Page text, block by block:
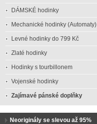
DÁMSKÉ hodinky
Mechanické hodinky (Automaty)
Levné hodinky do 799 Kč
Zlaté hodinky
Hodinky s tourbillonem
Vojenské hodinky
Zajímavé pánské doplňky
Neoriginály se slevou až 95%